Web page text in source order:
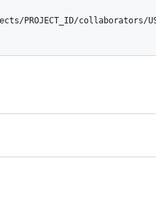
PROJECT_ID/collaborators/